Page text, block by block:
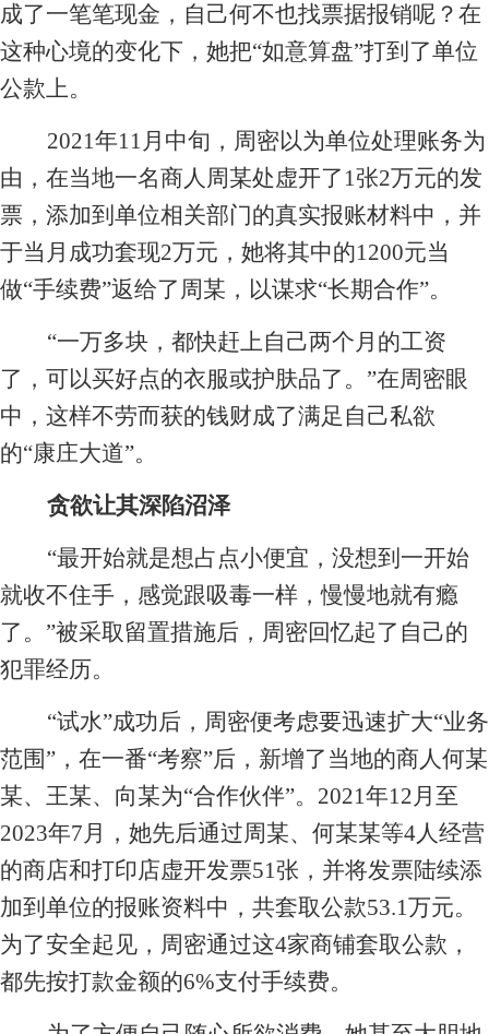
成了一笔笔现金，自己何不也找票据报销呢？在
这种心境的变化下，她把“如意算盘”打到了单位
公款上。
2021年11月中旬，周密以为单位处理账务为
由，在当地一名商人周某处虚开了1张2万元的发
票，添加到单位相关部门的真实报账材料中，并
于当月成功套现2万元，她将其中的1200元当
做“手续费”返给了周某，以谋求“长期合作”。
“一万多块，都快赶上自己两个月的工资
了，可以买好点的衣服或护肤品了。”在周密眼
中，这样不劳而获的钱财成了满足自己私欲
的“康庄大道”。
贪欲让其深陷沼泽
“最开始就是想占点小便宜，没想到一开始
就收不住手，感觉跟吸毒一样，慢慢地就有瘾
了。”被采取留置措施后，周密回忆起了自己的
犯罪经历。
“试水”成功后，周密便考虑要迅速扩大“业务
范围”，在一番“考察”后，新增了当地的商人何某
某、王某、向某为“合作伙伴”。2021年12月至
2023年7月，她先后通过周某、何某某等4人经营
的商店和打印店虚开发票51张，并将发票陆续添
加到单位的报账资料中，共套取公款53.1万元。
为了安全起见，周密通过这4家商铺套取公款，
都先按打款金额的6%支付手续费。